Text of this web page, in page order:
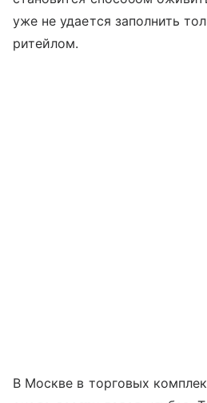
уже не удается заполнить
ритейлом.
В Москве в торговых